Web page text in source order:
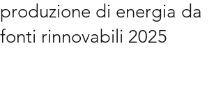
produzione di energia da
fonti rinnovabili 2025